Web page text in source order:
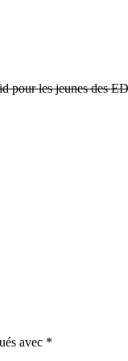
pour les jeunes des
avec *